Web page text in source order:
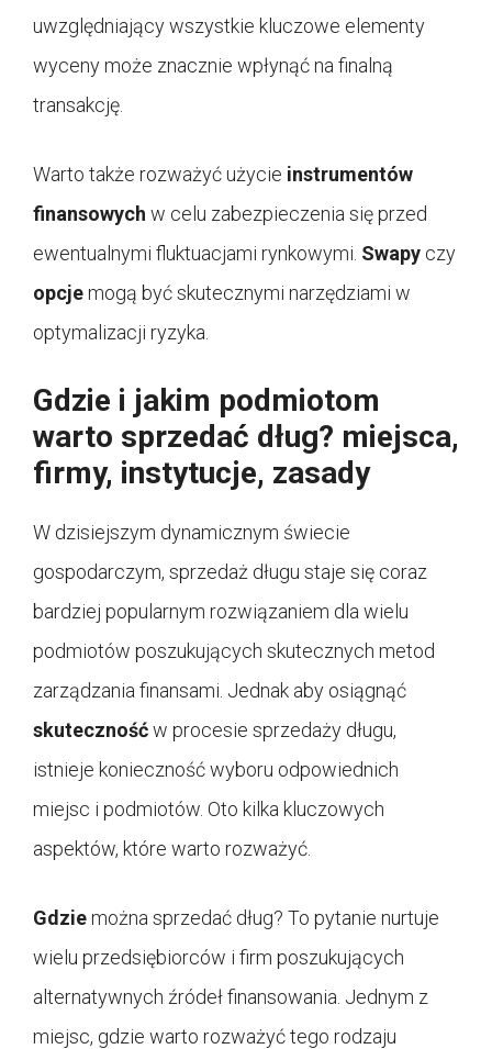
uwzględniający wszystkie kluczowe elementy
wyceny może znacznie wpłynąć na finalną
transakcję.
Warto także rozważyć użycie instrumentów
finansowych w celu zabezpieczenia się przed
ewentualnymi fluktuacjami rynkowymi. Swapy czy
opcjemogą być skutecznymi narzędziami w
optymalizacji ryzyka.
Gdzie i jakim podmiotom
warto sprzedać dług? miejsca,
firmy, instytucje, zasady
W dzisiejszym dynamicznym świecie
gospodarczym, sprzedaż długu staje się coraz
bardziej popularnym rozwiązaniem dla wielu
podmiotów poszukujących skutecznych metod
zarządzania finansami. Jednak aby osiągnąć
skutecznośćw procesie sprzedaży długu,
istnieje konieczność wyboru odpowiednich
miejsc i podmiotów. Oto kilka kluczowych
aspektów, które warto rozważyć.
Gdziemożna sprzedać dług? To pytanie nurtuje
wielu przedsiębiorców i firm poszukujących
alternatywnych źródeł finansowania. Jednym z
miejsc, gdzie warto rozważyć tego rodzaju